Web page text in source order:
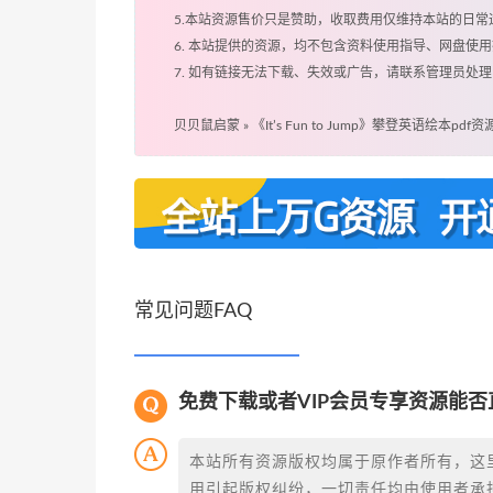
5.本站资源售价只是赞助，收取费用仅维持本站的日常
6. 本站提供的资源，均不包含资料使用指导、网盘使
7. 如有链接无法下载、失效或广告，请联系管理员处
贝贝鼠启蒙 » 《It’s Fun to Jump》攀登英语绘本pdf资
常见问题FAQ
免费下载或者VIP会员专享资源能否
本站所有资源版权均属于原作者所有，
用引起版权纠纷，一切责任均由使用者